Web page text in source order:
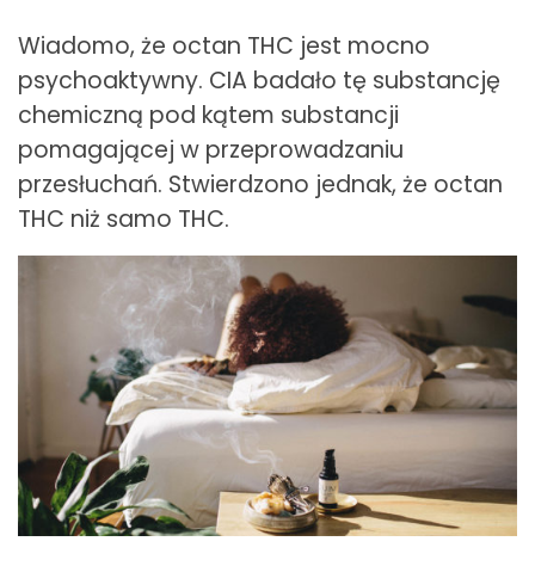
Wiadomo, że octan THC jest mocno
psychoaktywny. CIA badało tę substancję
chemiczną pod kątem substancji
pomagającej w przeprowadzaniu
przesłuchań. Stwierdzono jednak, że octan
THC niż samo THC.